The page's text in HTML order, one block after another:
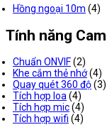
Hồng ngoại 10m (4)
Tính năng
Chuẩn ONVIF(2)
Khe cắm thẻ nhớ(4)
Quay quét 360 độ(3)
Tích hợp loa (4)
Tích hợp mic(4)
Tích hợp wifi (4)